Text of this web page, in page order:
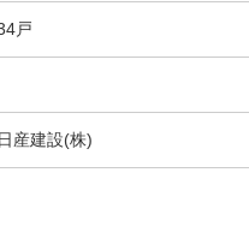
戸
日産建設(株)